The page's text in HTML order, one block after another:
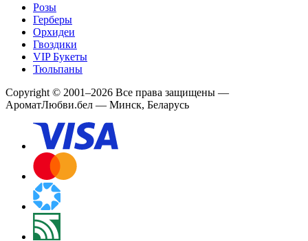
Розы
Герберы
Орхидеи
Гвоздики
VIP Букеты
Тюльпаны
Copyright © 2001–2026 Все права защищены —
АроматЛюбви.бел — Минск, Беларусь